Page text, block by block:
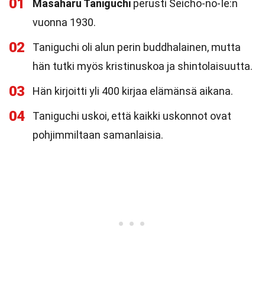
01
Masaharu Taniguchi perusti Seicho-no-Ie:n
vuonna 1930.
02
Taniguchi oli alun perin buddhalainen, mutta
hän tutki myös kristinuskoa ja shintolaisuutta.
03 Hän kirjoitti yli 400 kirjaa elämänsä aikana.
04
Taniguchi uskoi, että kaikki uskonnot ovat
pohjimmiltaan samanlaisia.